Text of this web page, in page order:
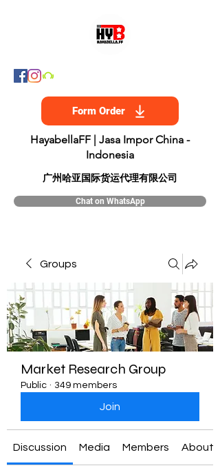
Form Order
HayabellaFF | Jasa Impor China -
Indonesia
​广州哈亚国际货运代理有限公司
Chat on WhatsApp
Groups
Market Research Group
Public · 349 members
Join
Discussion Media Members About